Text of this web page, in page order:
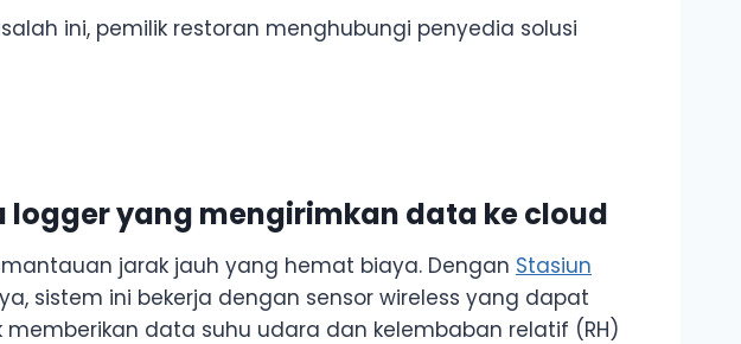
ini, pemilik restoran menghubungi penyedia solusi
yang mengirimkan data ke cloud
jarak jauh yang hemat biaya. Dengan Stasiun
sistem ini bekerja dengan sensor wireless yang dapat
data suhu udara dan kelembaban relatif (RH)